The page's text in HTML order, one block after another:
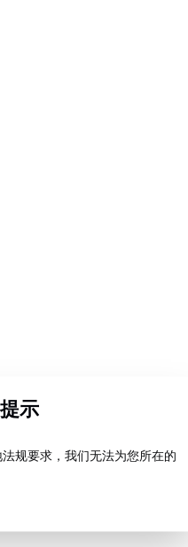
提示
规要求，我们无法为您所在的